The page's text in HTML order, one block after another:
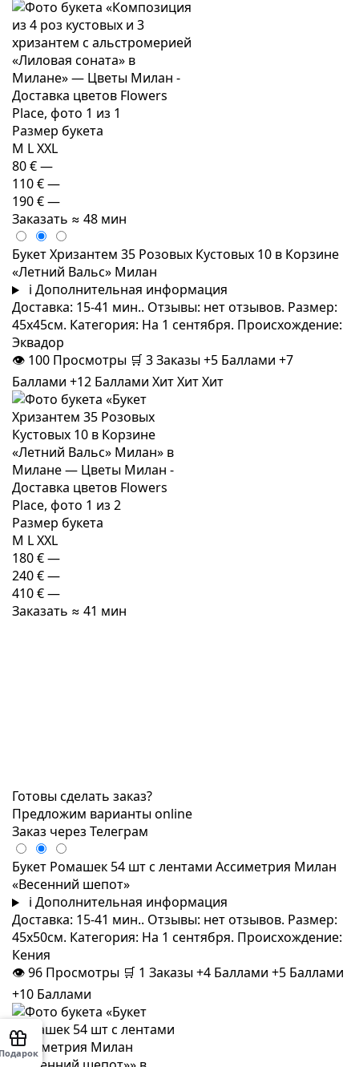
Размер букета
M LXXL
80 €—
110 €—
190 €—
Заказать ≈ 48 мин
Букет Хризантем 35 Розовых Кустовых 10 в Корзине
«Летний Вальс» Милан
i Дополнительная информация
Доставка: 15-41 мин.. Отзывы: нет отзывов. Размер:
45x45см. Категория: На 1 сентября. Происхождение:
Эквадор
👁 100 Просмотры 🛒 3Заказы+5 Баллами +7
Баллами +12 Баллами ХитХитХит
Размер букета
M LXXL
180 €—
240 €—
410 €—
Заказать ≈ 41 мин
Готовы сделать заказ?
Предложим варианты online
Заказ через Телеграм
Букет Ромашек 54 шт с лентами Ассиметрия Милан
«Весенний шепот»
i Дополнительная информация
Доставка: 15-41 мин.. Отзывы: нет отзывов. Размер:
45x50см. Категория: На 1 сентября. Происхождение:
Кения
👁96 Просмотры 🛒 1 Заказы+4 Баллами +5 Баллами
+10 Баллами